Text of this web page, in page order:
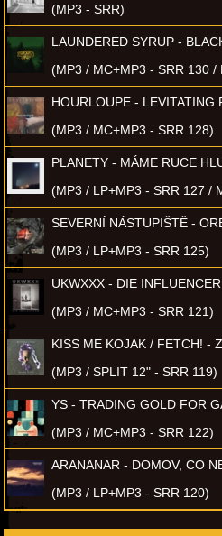
(MP3 - SRR)
LAUNDERED SYRUP -
(MP3 / MC+MP3 - SRR 130 /
HOURLOUPE - LEVITATING
(MP3 / MC+MP3 - SRR 128)
PLANETY - MÁME RUCE
(MP3 / LP+MP3 - SRR 127 /
SEVERNÍ NÁSTUPIŠTĚ -
(MP3 / LP+MP3 - SRR 125)
UKWXXX - DIE INFLUENCER
(MP3 / MC+MP3 - SRR 121)
KISS ME KOJAK / FETCH! -
(MP3 / SPLIT 12" - SRR 119)
YS - TRADING GOLD FOR
(MP3 / MC+MP3 - SRR 122)
ARANANAR - DOMOV, CO
(MP3 / LP+MP3 - SRR 120)